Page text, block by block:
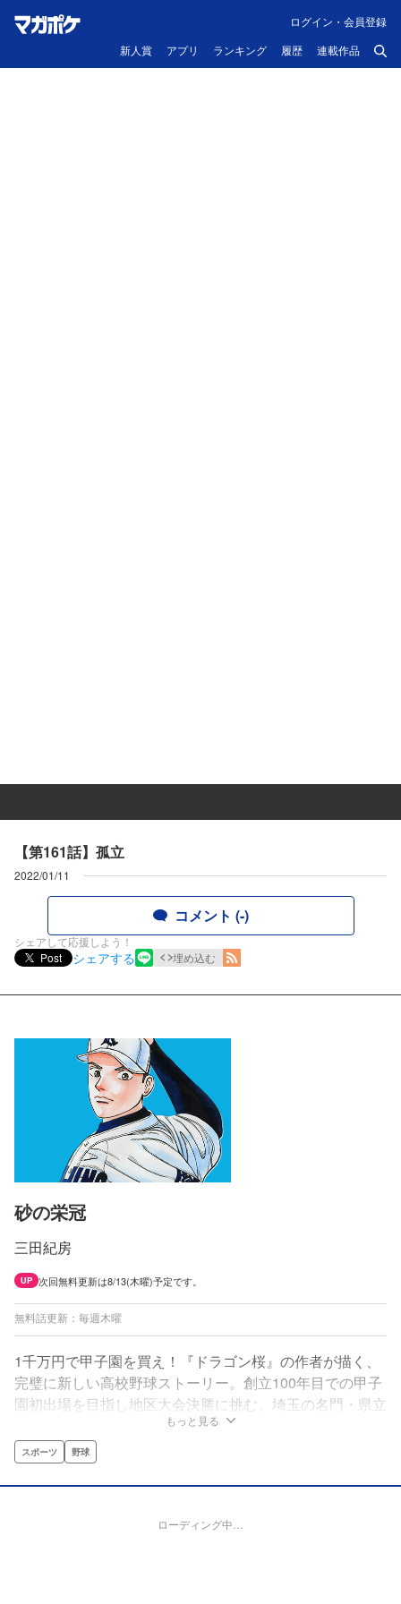
新人賞 アプリ ランキング 履歴 連載作品
ログイン・会員登録
【第161話】孤立
2022/01/11
コメント (-)
シェアして応援しよう！
Post
シェアする 埋め込む
砂の栄冠
三田紀房
UP 次回無料更新は8/13(木曜)予定です。
無料話更新：毎週木曜
1千万円で甲子園を買え！『ドラゴン桜』の作者が描く、
完璧に新しい高校野球ストーリー。創立100年目での甲子
園初出場を目指し地区大会決勝に挑む、埼玉の名門・県立
樫野高校。3年生の不動のエース・中村に圧し掛かる、と
てつもなく大きな重圧。2年生のショート・七嶋は、中村
に、かける言葉がない。涙も涸れる甲子園ロードが、今ス
タートする。
もっと見る
スポーツ 野球
ローディング中…